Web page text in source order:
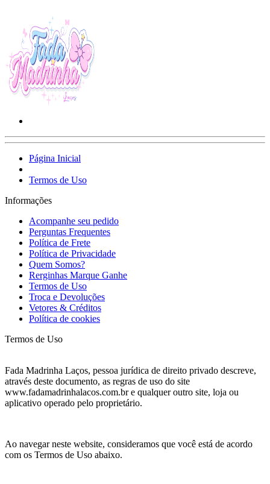
Página Inicial
Termos de Uso
Informações
Acompanhe seu pedido
Perguntas Frequentes
Política de Frete
Política de Privacidade
Quem Somos?
Rerginhas Marque Ganhe
Termos de Uso
Troca e Devoluções
Vetores & Créditos
Política de cookies
Termos de Uso
Fada Madrinha Laços, pessoa jurídica de direito privado descreve,
através deste documento, as regras de uso do site
www.fadamadrinhalacos.com.br e qualquer outro site, loja ou
aplicativo operado pelo proprietário.
Ao navegar neste website, consideramos que você está de acordo
com os Termos de Uso abaixo.